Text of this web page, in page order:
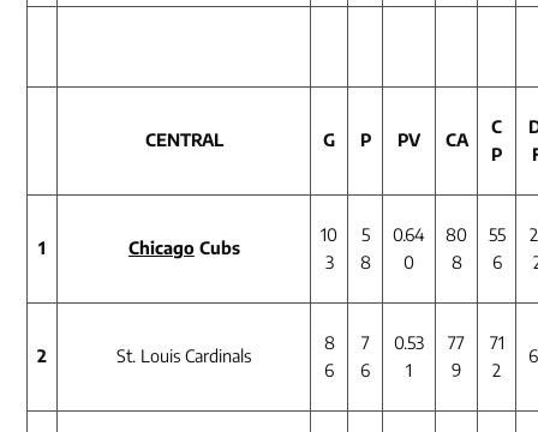
CENTRAL G P PV CA
C
P
1 ChicagoCubs
10
3
5
8
0.64
0
80
8
55
6
2 St. Louis Cardinals
8
6
7
6
0.53
1
77
9
71
2